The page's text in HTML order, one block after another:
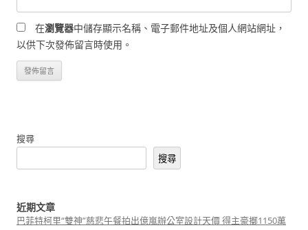
在瀏覽器中儲存顯示名稱、電子郵件地址及個人網站網址，
以供下次發佈留言時使用。
搜尋
搜尋
近期文章
巴菲特柯里“雙神”慈悲午餐拍出億嵐辦公室設計天價 得主豪擲1150萬